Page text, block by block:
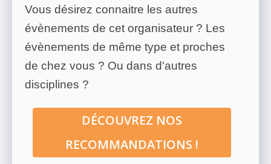
Vous désirez connaitre les autres
évènements de cet organisateur ? Les
évènements de même type et proches
de chez vous ? Ou dans d'autres
disciplines ?
DÉCOUVREZ NOS
RECOMMANDATIONS !